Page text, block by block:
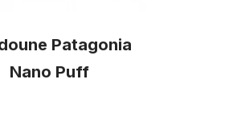
Patagonia
Nano Puff